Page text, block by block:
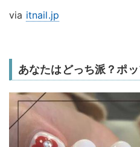
via itnail.jp
あなたはどっち派？ポ